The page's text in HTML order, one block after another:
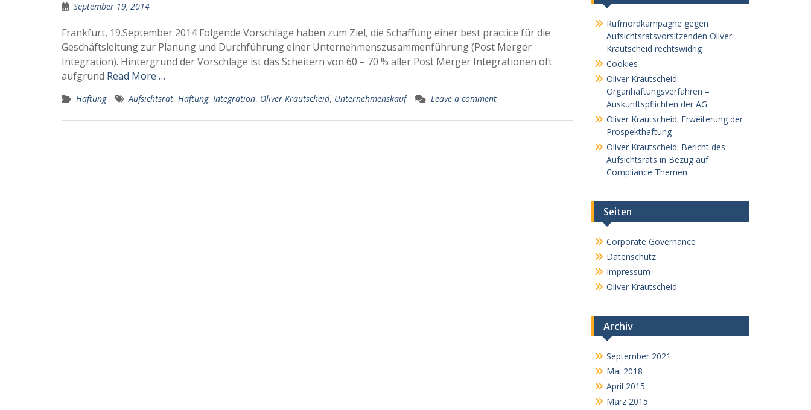
September 19, 2014
Frankfurt, 19.September 2014 Folgende Vorschläge haben zum Ziel, die Schaffung einer best practice für die
Geschäftsleitung zur Planung und Durchführung einer Unternehmenszusammenführung (Post Merger
Integration). Hintergrund der Vorschläge ist das Scheitern von 60 – 70 % aller Post Merger Integrationen oft
aufgrund Read More …
Haftung Aufsichtsrat, Haftung, Integration, Oliver Krautscheid, Unternehmenskauf Leave a comment
Rufmordkampagne gegen
Aufsichtsratsvorsitzenden Oliver
Krautscheid rechtswidrig
Cookies
Oliver Krautscheid:
Organhaftungsverfahren –
Auskunftspflichten der AG
Oliver Krautscheid: Erweiterung der
Prospekthaftung
Oliver Krautscheid: Bericht des
Aufsichtsrats in Bezug auf
Compliance Themen
Seiten
Corporate Governance
Datenschutz
Impressum
Oliver Krautscheid
Archiv
September 2021
Mai 2018
April 2015
März 2015